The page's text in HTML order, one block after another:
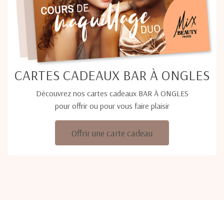
CARTES CADEAUX BAR À ONGLES
Découvrez nos cartes cadeaux BAR À ONGLES
pour offrir ou pour vous faire plaisir
Offrir une carte cadeau